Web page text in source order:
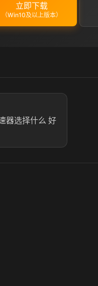
立即下载
（Win10及以上版本）
器选择什么 好